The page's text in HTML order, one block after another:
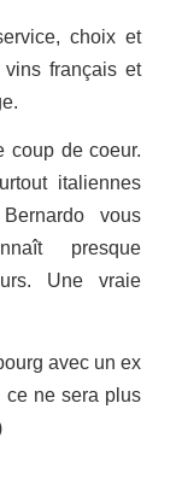
choix et
français et
coup de coeur.
italiennes
vous
presque
Une vraie
avec un ex
ce ne sera plus